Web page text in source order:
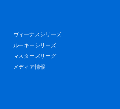
ヴィーナスシリーズ
ルーキーシリーズ
マスターズリーグ
メディア情報